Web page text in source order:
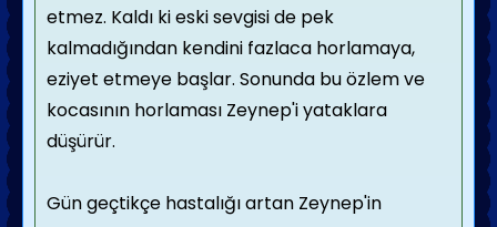
etmez. Kaldı ki eski sevgisi de pek
kalmadığından kendini fazlaca horlamaya,
eziyet etmeye başlar. Sonunda bu özlem ve
kocasının horlaması Zeynep'i yataklara
düşürür.
Gün geçtikçe hastalığı artan Zeynep'in